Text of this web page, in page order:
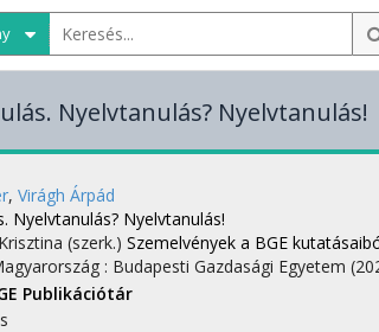
Nyelvtanulás? Nyelvtanulás!
, Virágh Árpád
Nyelvtanulás? Nyelvtanulás!
(szerk.) Szemelvények a BGE
: Budapesti Gazdasági Egyetem
Publikációtár